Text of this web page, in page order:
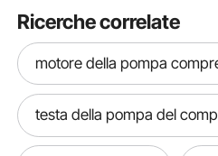
Ricerche correlate
motore della pompa
testa della pompa del